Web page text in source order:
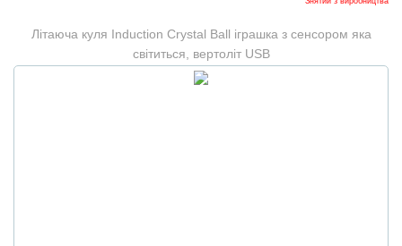
Літаюча куля Induction Crystal Ball іграшка з сенсором яка
світиться, вертоліт USB